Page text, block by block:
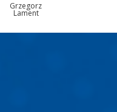
Grzegorz
Lament